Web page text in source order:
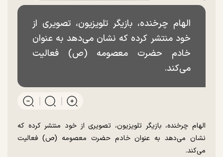
الهام چرخنده، بازیگر تلویزیون، تصویری از
خود منتشر کرده که نشان می‌دهد به عنوان
خادم حضرت معصومه (ص) فعالیت
می‌کند.
الهام چرخنده، بازیگر تلویزیون، تصویری از خود منتشر کرده که
نشان می‌دهد به عنوان خادم حضرت معصومه (ص) فعالیت
می‌کند.